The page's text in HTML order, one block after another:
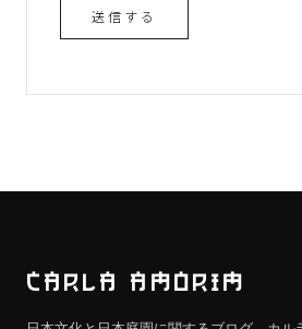
送信する
CARLA AMORIM